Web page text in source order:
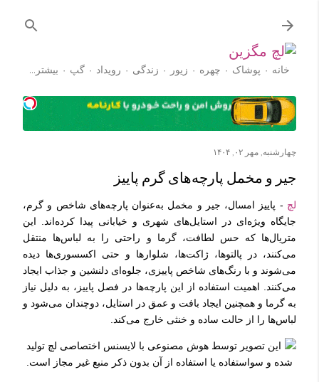
خانه پوشاک چهره زیور زندگی رویداد گپ
‏بیشتر…
چهارشنبه, مهر ۰۲, ۱۴۰۴
جیر و مخمل پارچه‌های گرم پاییز
لچ - پاییز امسال، جیر و مخمل به‌عنوان پارچه‌های شاخص و گرم،
جایگاه ویژه‌ای در استایل‌های شهری و خیابانی پیدا کرده‌اند. این
متریال‌ها که حس لطافت، گرما و راحتی را به لباس‌ها منتقل
می‌کنند، در پالتوها، ژاکت‌ها، شلوارها و حتی اکسسوری‌ها دیده
می‌شوند و با رنگ‌های شاخص پاییزی، جلوه‌ای دلنشین و جذاب ایجاد
می‌کنند. اهمیت استفاده از این پارچه‌ها در فصل پاییز، به دلیل نیاز
به گرما و همچنین ایجاد بافت و عمق در استایل، دوچندان می‌شود و
لباس‌ها را از حالت ساده و خنثی خارج می‌کند.